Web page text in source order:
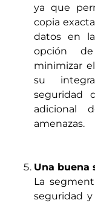
ya que
copia
datos en
opción
minimizar
su
seguridad
adicional
amenazas.
Una buena
La
seguridad